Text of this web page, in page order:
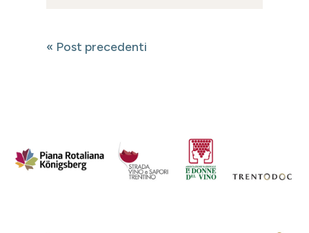
« Post precedenti